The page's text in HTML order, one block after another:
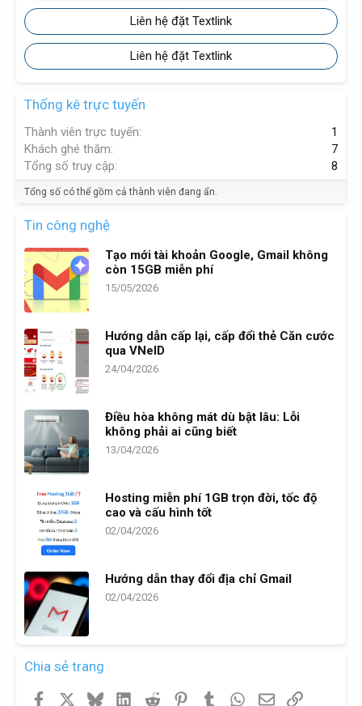
Liên hệ đặt Textlink
Liên hệ đặt Textlink
Thống kê trực tuyến
Thành viên trực tuyến
1
Khách ghé thăm
7
Tổng số truy cập
8
Tổng số có thể gồm cả thành viên đang ẩn.
Tin công nghệ
Tạo mới tài khoản Google, Gmail không
còn 15GB miễn phí
15/05/2026
Hướng dẫn cấp lại, cấp đổi thẻ Căn cước
qua VNeID
24/04/2026
Điều hòa không mát dù bật lâu: Lỗi
không phải ai cũng biết
13/04/2026
Hosting miễn phí 1GB trọn đời, tốc độ
cao và cấu hình tốt
02/04/2026
Hướng dẫn thay đổi địa chỉ Gmail
02/04/2026
Chia sẻ trang
Facebook BlueskyLinkedInReddit PinterestTumblr WhatsApp
EmailLink